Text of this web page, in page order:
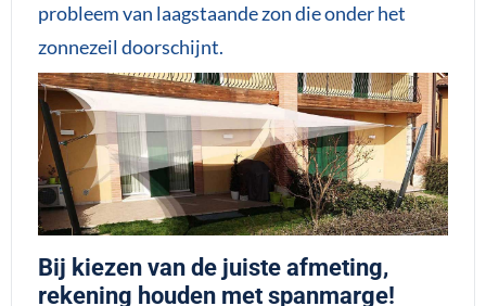
probleem van laagstaande zon die onder het
zonnezeil doorschijnt.
Bij kiezen van de juiste afmeting,
rekening houden met spanmarge!